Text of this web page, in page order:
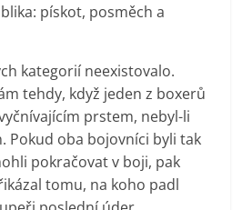
pískot, posměch a
kategorií neexistovalo.
tehdy, když jeden z boxerů
prstem, nebyl-li
Pokud oba bojovníci byli tak
pokračovat v boji, pak
tomu, na koho padl